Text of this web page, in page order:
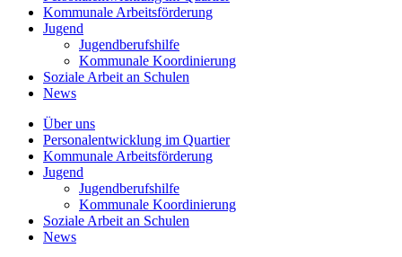
Kommunale Arbeitsförderung
Jugend
Jugendberufshilfe
Kommunale Koordinierung
Soziale Arbeit an Schulen
News
Über uns
Personalentwicklung im Quartier
Kommunale Arbeitsförderung
Jugend
Jugendberufshilfe
Kommunale Koordinierung
Soziale Arbeit an Schulen
News